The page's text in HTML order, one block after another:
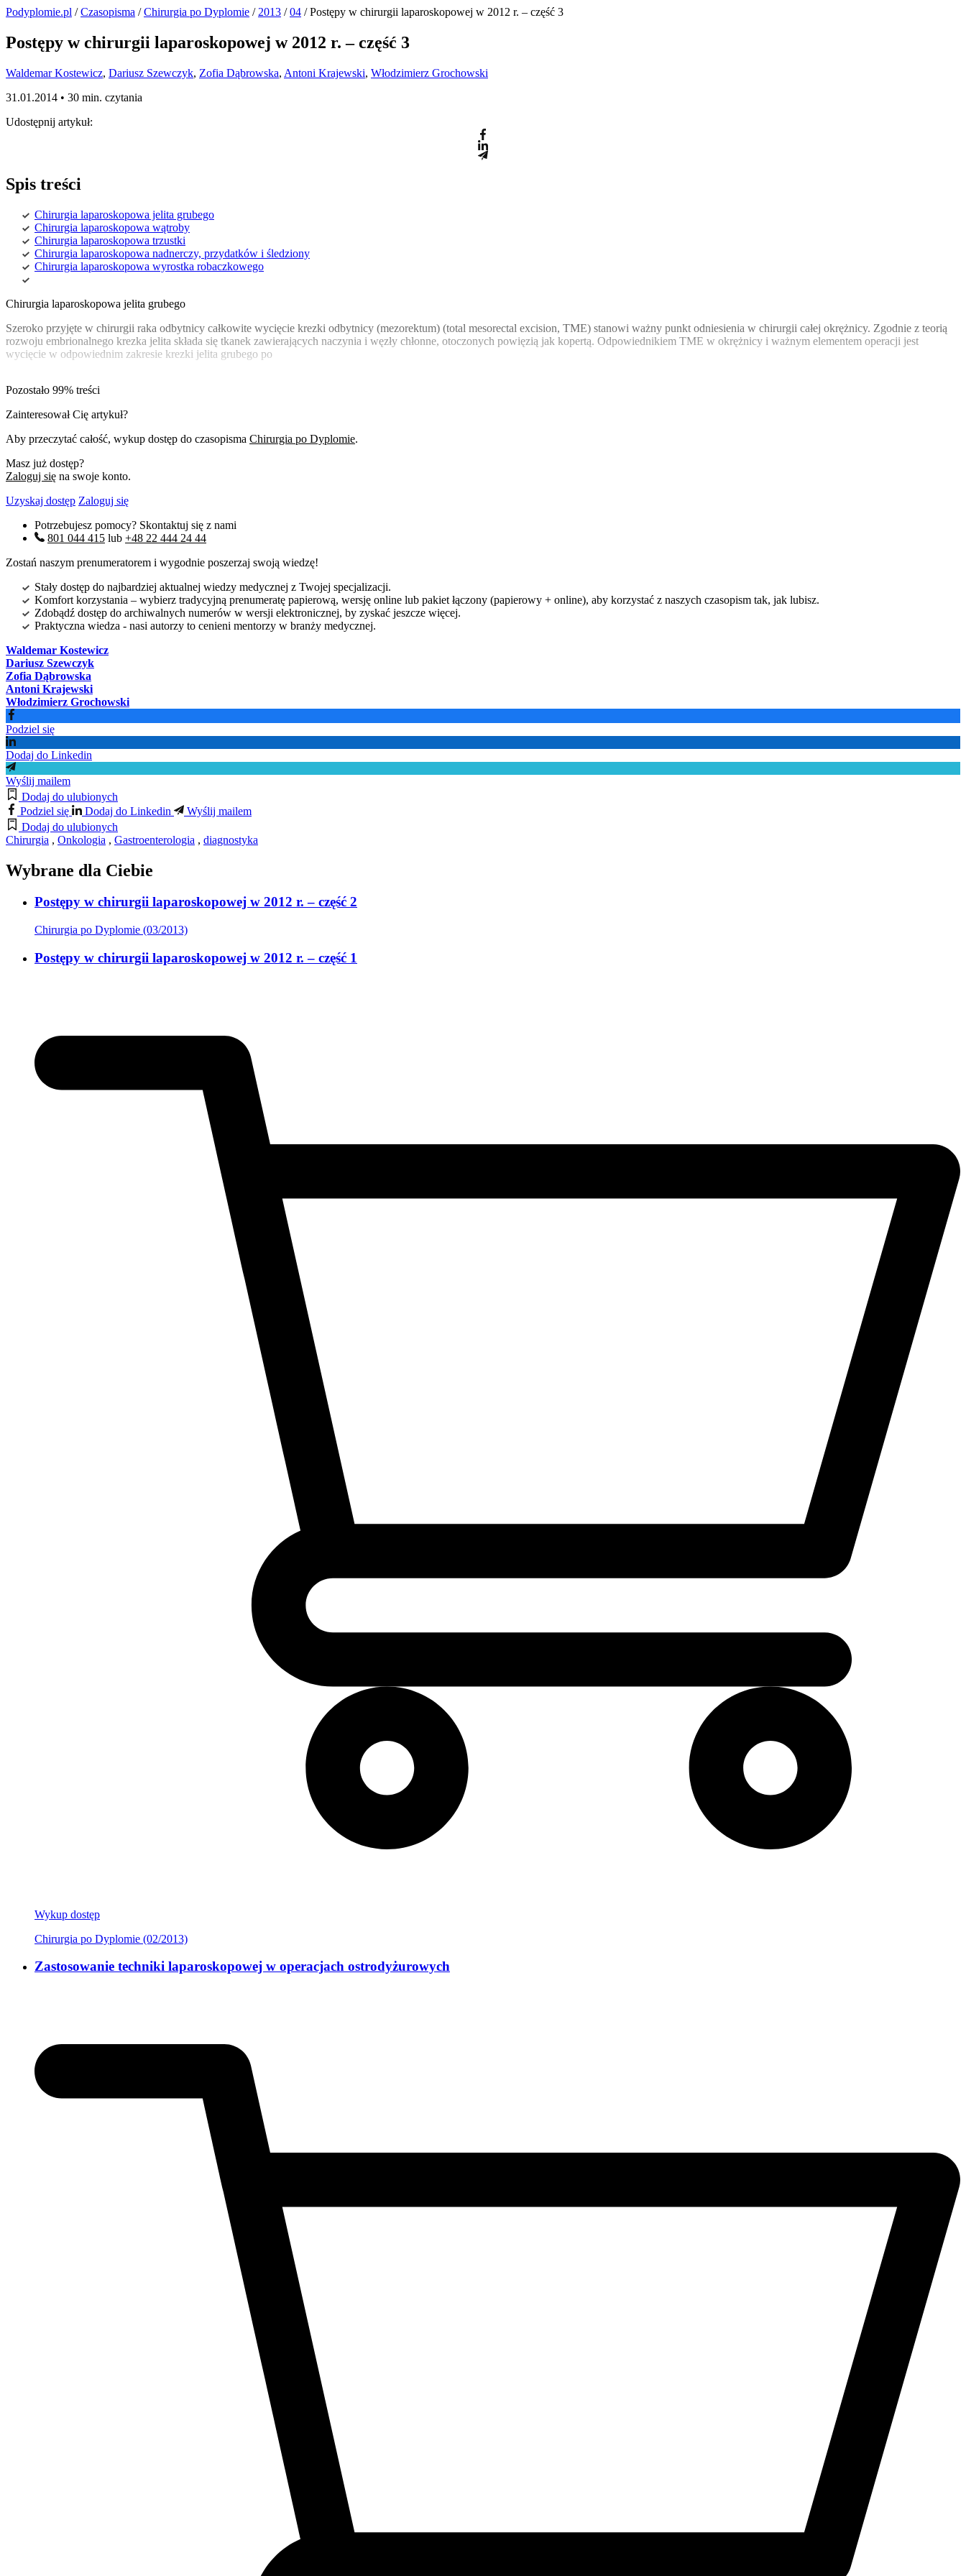
Podyplomie.pl /Czasopisma /Chirurgia po Dyplomie / 2013 /04 / Postępy w chirurgii laparoskopowej w 2012 r. – część 3
Postępy w chirurgii laparoskopowej w 2012 r. – część 3
Waldemar Kostewicz, Dariusz Szewczyk, Zofia Dąbrowska, Antoni Krajewski, Włodzimierz Grochowski
31.01.2014 • 30 min. czytania
Udostępnij artykuł:
Spis treści
Chirurgia laparoskopowa jelita grubego
Chirurgia laparoskopowa wątroby
Chirurgia laparoskopowa trzustki
Chirurgia laparoskopowa nadnerczy, przydatków i śledziony
Chirurgia laparoskopowa wyrostka robaczkowego
Chirurgia laparoskopowa jelita grubego
Szeroko przyjęte w chirurgii raka odbytnicy całkowite wycięcie krezki odbytnicy (mezorektum) (total mesorectal excision, TME) stanowi ważny punkt odniesienia w chirurgii całej okrężnicy. Zgodnie z teorią
rozwoju embrionalnego krezka jelita składa się tkanek zawierających naczynia i węzły chłonne, otoczonych powięzią jak kopertą. Odpowiednikiem TME w okrężnicy i ważnym elementem operacji jest
wycięcie w odpowiednim zakresie krezki jelita grubego po
Pozostało 99% treści
Zainteresował Cię artykuł?
Aby przeczytać całość, wykup dostęp do czasopisma Chirurgia po Dyplomie.
Masz już dostęp?
Zaloguj się na swoje konto.
Uzyskaj dostęp Zaloguj się
Potrzebujesz pomocy? Skontaktuj się z nami
801 044 415 lub +48 22 444 24 44
Zostań naszym prenumeratorem i wygodnie poszerzaj swoją wiedzę!
Stały dostęp do najbardziej aktualnej wiedzy medycznej z Twojej specjalizacji.
Komfort korzystania – wybierz tradycyjną prenumeratę papierową, wersję online lub pakiet łączony (papierowy + online), aby korzystać z naszych czasopism tak, jak lubisz.
Zdobądź dostęp do archiwalnych numerów w wersji elektronicznej, by zyskać jeszcze więcej.
Praktyczna wiedza - nasi autorzy to cenieni mentorzy w branży medycznej.
Waldemar Kostewicz
Dariusz Szewczyk
Zofia Dąbrowska
Antoni Krajewski
Włodzimierz Grochowski
Podziel się
Dodaj do Linkedin
Wyślij mailem
Dodaj do ulubionych
Podziel się
Dodaj do Linkedin
Wyślij mailem
Dodaj do ulubionych
Chirurgia , Onkologia , Gastroenterologia , diagnostyka
Wybrane dla Ciebie
Postępy w chirurgii laparoskopowej w 2012 r. – część 2
Chirurgia po Dyplomie (03/2013)
Postępy w chirurgii laparoskopowej w 2012 r. – część 1
Wykup dostęp
Chirurgia po Dyplomie (02/2013)
Zastosowanie techniki laparoskopowej w operacjach ostrodyżurowych